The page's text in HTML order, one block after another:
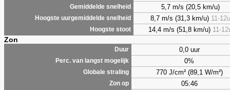
Gemiddelde snelheid 5,7 m/s (20,5 km/u)
Hoogste uurgemiddelde snelheid 8,7 m/s (31,3 km/u) 11-12u
Hoogste stoot 14,4 m/s (51,8 km/u) 11-
Zon
Duur 0,0 uur
Perc. van langst mogelijk 0%
Globale straling 770 J/cm² (89,1 W/m²)
Zon op 05:46